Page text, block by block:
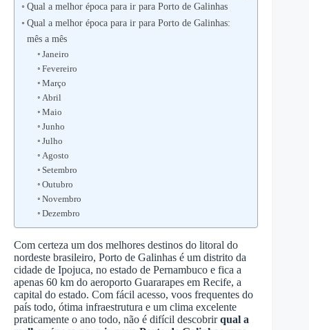
Qual a melhor época para ir para Porto de Galinhas
Qual a melhor época para ir para Porto de Galinhas:
mês a mês
Janeiro
Fevereiro
Março
Abril
Maio
Junho
Julho
Agosto
Setembro
Outubro
Novembro
Dezembro
Com certeza um dos melhores destinos do litoral do
nordeste brasileiro, Porto de Galinhas é um distrito da
cidade de Ipojuca, no estado de Pernambuco e fica a
apenas 60 km do aeroporto Guararapes em Recife, a
capital do estado. Com fácil acesso, voos frequentes do
país todo, ótima infraestrutura e um clima excelente
praticamente o ano todo, não é difícil descobrirqual a